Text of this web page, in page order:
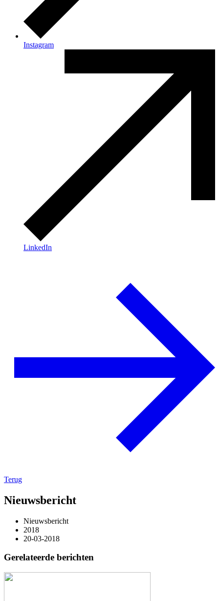
Instagram
LinkedIn
Terug
Nieuwsbericht
Nieuwsbericht
2018
20-03-2018
Gerelateerde berichten